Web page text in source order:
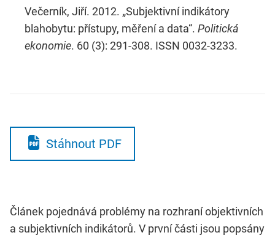
Večerník, Jiří. 2012. „Subjektivní indikátory
blahobytu: přístupy, měření a data“. Politická
ekonomie. 60 (3): 291-308. ISSN 0032-3233.
Stáhnout PDF
Článek pojednává problémy na rozhraní objektivních
a subjektivních indikátorů. V první části jsou popsány